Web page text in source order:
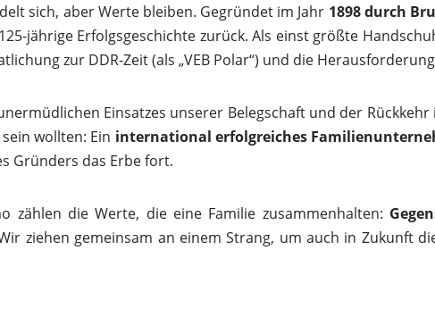
sich, aber Werte bleiben. Gegründet im Jahr 1898 durch
jährige Erfolgsgeschichte zurück. Als einst größte
zur DDR-Zeit (als „VEB Polar“) und die
Einsatzes unserer Belegschaft und der
wollten: Ein international erfolgreiches
Gründers das Erbe fort.
zählen die Werte, die eine Familie zusammenhalten:
ziehen gemeinsam an einem Strang, um auch in Zukunft